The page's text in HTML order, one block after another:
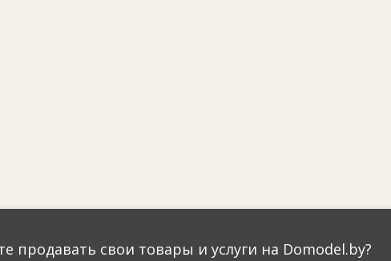
продавать свои товары и услуги на Domodel.by?